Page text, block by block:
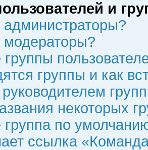
и
администраторы?
модераторы?
группы
группы и как
руководителем
некоторых
группа по
ссылка